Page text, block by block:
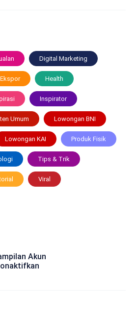
Digital Marketing
Ekspor Health
Inspirator
Umum Lowongan BNI
Lowongan KAI Produk Fisik
Tips & Trik
Viral
Akun